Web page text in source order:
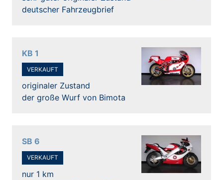
deutscher Fahrzeugbrief
KB 1
VERKAUFT
originaler Zustand
der große Wurf von Bimota
SB 6
VERKAUFT
nur 1 km